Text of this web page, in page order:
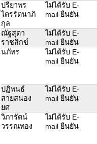
ปรียาพร
ไตรรัตนาภิ
กุล
ไม่ได้รับ E-
mail ยืนยัน
ณัฐสุดา
ราชสิกข์
ไม่ได้รับ E-
mail ยืนยัน
นภัทร
ไม่ได้รับ E-
mail ยืนยัน
ปฏิพนธ์
สายสนอง
ยศ
ไม่ได้รับ E-
mail ยืนยัน
วิภารัตน์
วรรณทอง
ไม่ได้รับ E-
mail ยืนยัน